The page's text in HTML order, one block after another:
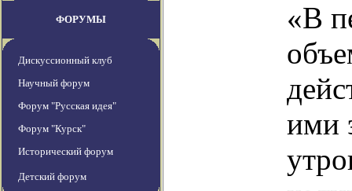
ФОРУМЫ
Дискуссионный клуб
Научный форум
Форум "Русская идея"
Форум "Курск"
Исторический форум
Детский форум
«В
ими